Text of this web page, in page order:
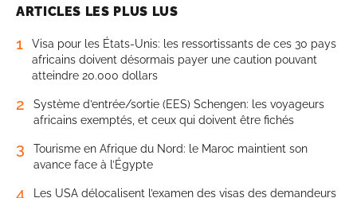
ARTICLES LES PLUS LUS
1
Visa pour les États-Unis: les ressortissants de ces 30 pays
africains doivent désormais payer une caution pouvant
atteindre 20.000 dollars
2
Système d’entrée/sortie (EES) Schengen: les voyageurs
africains exemptés, et ceux qui doivent être fichés
3
Tourisme en Afrique du Nord: le Maroc maintient son
avance face à l’Égypte
4
Les USA délocalisent l’examen des visas des demandeurs